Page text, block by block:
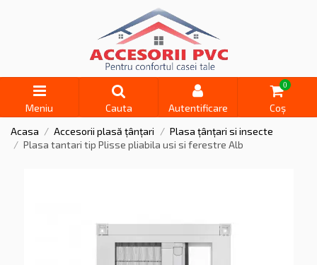
Meniu Cauta Autentificare
0
Coș
Acasa
Accesorii plasă țânțari
Plasa țânțari si insecte
Plasa tantari tip Plisse pliabila usi si ferestre Alb